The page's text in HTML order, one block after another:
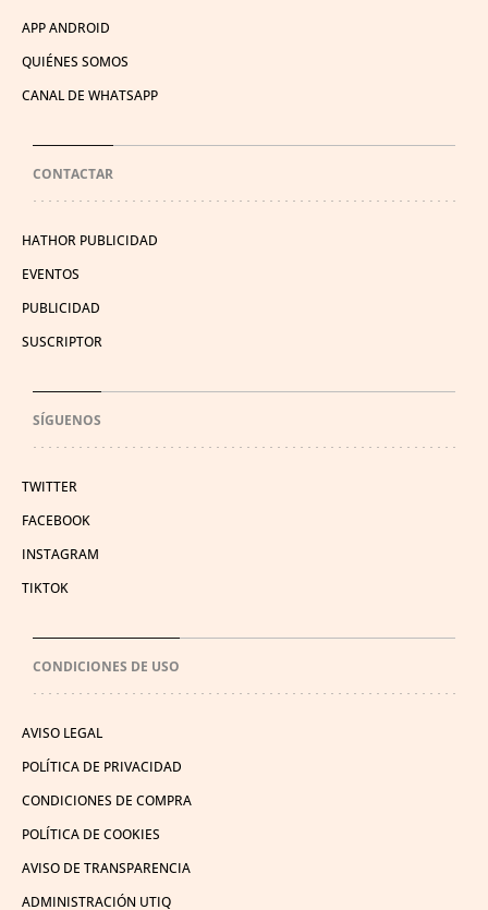
APP ANDROID
QUIÉNES SOMOS
CANAL DE WHATSAPP
CONTACTAR
HATHOR PUBLICIDAD
EVENTOS
PUBLICIDAD
SUSCRIPTOR
SÍGUENOS
TWITTER
FACEBOOK
INSTAGRAM
TIKTOK
CONDICIONES DE USO
AVISO LEGAL
POLÍTICA DE PRIVACIDAD
CONDICIONES DE COMPRA
POLÍTICA DE COOKIES
AVISO DE TRANSPARENCIA
ADMINISTRACIÓN UTIQ